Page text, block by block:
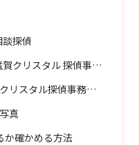
探偵
スタル 探偵事務所はご相談
タル探偵事務所 相談 無料
真
か確かめる方法